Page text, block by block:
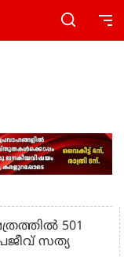
501
സത്യ